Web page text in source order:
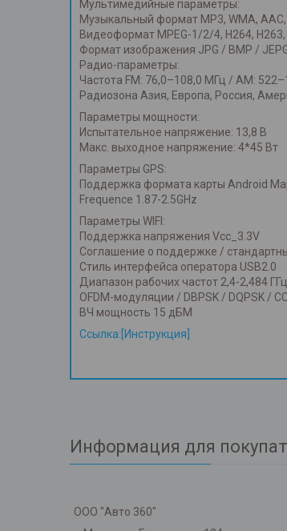
Мультимедийные параметры:
Музыкальный формат MP3, WMA, AAC,
Видеоформат MPEG-1/2/4, H264, H263,
Формат изображения JPG / BMP /
Радио-параметры:
Частота FM: 76,0–108,0 МГц / AM:
Радиозона Азия, Европа, Россия,
Параметры мощности:
Испытательное напряжение: 13,8 В
Макс. выходное напряжение: 4*45 Вт
Параметры GPS:
Поддержка формата карты Android
Frequence 1.87-2.5GHz
Параметры WIFI:
Поддержка напряжения Vcc_3.3V
Соглашение о поддержке /
Стиль интерфейса оператора USB2.0
Диапазон рабочих частот 2,4-2,484 ГГц
OFDM-модуляции / DBPSK / DQPSK /
ВЧ мощность 15 дБМ
Ссылка:[Инструкция]
Информация для
ООО "Авто 360"